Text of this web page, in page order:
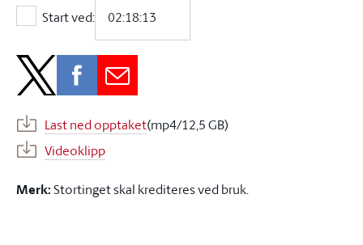
Start ved:
Start ved:
Last ned opptaket(mp4/12,5 GB)
Videoklipp
Merk:Stortinget skal krediteres ved bruk.